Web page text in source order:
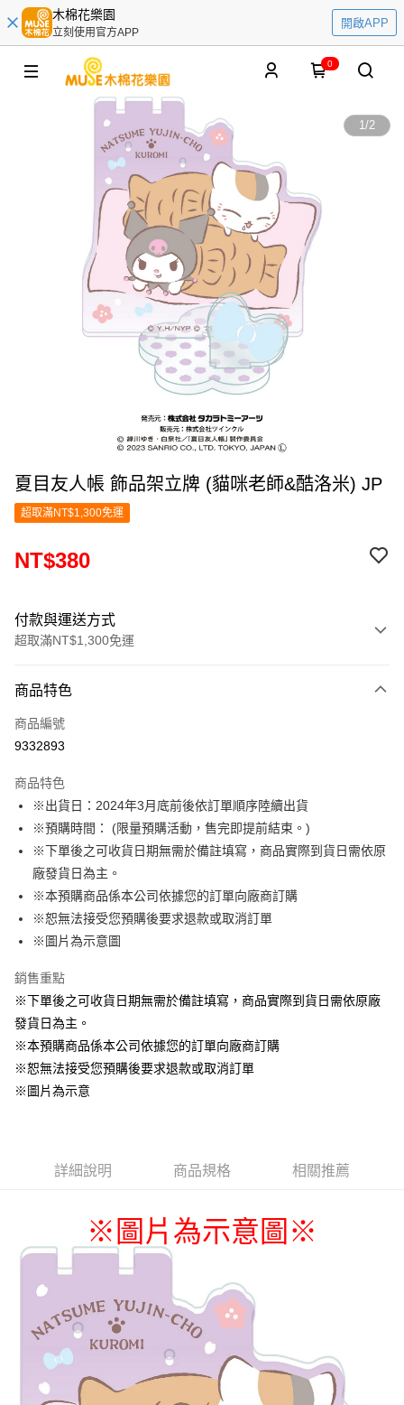
木棉花樂園
立刻使用官方APP
開啟APP
0
1/2
夏目友人帳 飾品架立牌 (貓咪老師&酷洛米) JP
超取滿NT$1,300免運
NT$380
付款與運送方式
超取滿NT$1,300免運
信用卡一次付款
超商取貨付款
Apple Pay
悠遊付
Google Pay
ATM付款
貨到付款
運送方式
全家取貨付款
每筆NT$65，滿NT$1,300(含以上)免運費
付款後全家取貨
每筆NT$65，滿NT$1,300(含以上)免運費
7-11取貨付款
付款後7-11取貨
每筆NT$65，滿NT$1,300(含以上)免運費
宅配-木棉花樂園專用
每筆NT$100，滿NT$1,300(含以上)免運費
宅配-離島(澎湖/金門/馬祖)-木棉花樂園專用
每筆NT$220
商品特色
商品編號
9332893
商品特色
※出貨日：2024年3月底前後依訂單順序陸續出貨
※預購時間： (限量預購活動，售完即提前結束。)
※下單後之可收貨日期無需於備註填寫，商品實際到貨日需依原
廠發貨日為主。
※本預購商品係本公司依據您的訂單向廠商訂購
※恕無法接受您預購後要求退款或取消訂單
※圖片為示意圖
銷售重點
※下單後之可收貨日期無需於備註填寫，商品實際到貨日需依原廠
發貨日為主。
※本預購商品係本公司依據您的訂單向廠商訂購
※恕無法接受您預購後要求退款或取消訂單
※圖片為示意
詳細說明 商品規格 相關推薦
※圖片為示意圖 ※